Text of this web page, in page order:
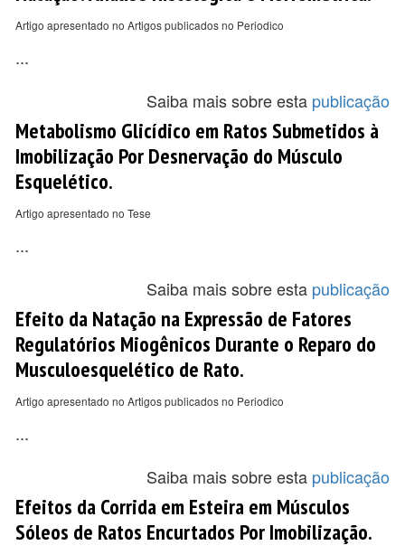
Artigo apresentado no Artigos publicados no Periodico
...
Saiba mais sobre esta publicação
Metabolismo Glicídico em Ratos Submetidos à
Imobilização Por Desnervação do Músculo
Esquelético.
Artigo apresentado no Tese
...
Saiba mais sobre esta publicação
Efeito da Natação na Expressão de Fatores
Regulatórios Miogênicos Durante o Reparo do
Musculoesquelético de Rato.
Artigo apresentado no Artigos publicados no Periodico
...
Saiba mais sobre esta publicação
Efeitos da Corrida em Esteira em Músculos
Sóleos de Ratos Encurtados Por Imobilização.